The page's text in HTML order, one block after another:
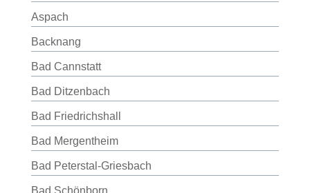
Aspach
Backnang
Bad Cannstatt
Bad Ditzenbach
Bad Friedrichshall
Bad Mergentheim
Bad Peterstal-Griesbach
Bad Schönborn